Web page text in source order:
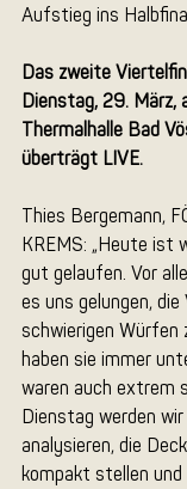
Aufstieg ins
Das zweite
Dienstag, 29. März,
Thermalhalle Bad
überträgt LIVE.
Thies Bergemann,
KREMS: „Heute ist
gut gelaufen. Vor
es uns gelungen, die
schwierigen Würfen
haben sie immer
waren auch extrem
Dienstag werden
analysieren, die
kompakt stellen